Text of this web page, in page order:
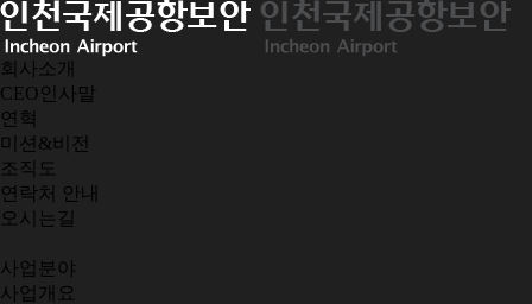
회사소개
CEO인사말
연혁
미션&비전
조직도
연락처 안내
오시는길
사업분야
사업개요